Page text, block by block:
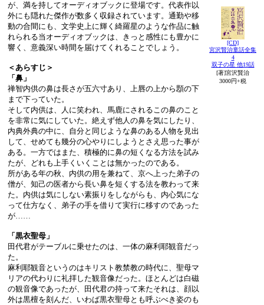
が、満を持してオーディオブックに登場です。代表作以
外にも隠れた傑作が数多く収録されています。通勤や移
動の合間にも、文学史上に輝く綺羅星のような作品に触
れられる当オーディオブックは、きっと感性にも豊かに
響く、意義深い時間を届けてくれることでしょう。
＜あらすじ＞
「鼻」
禅智内供の鼻は長さが五六寸あり、上唇の上から顋の下
まで下っていた。
そして内供は、人に笑われ、馬鹿にされるこの鼻のこと
を非常に気にしていた。絶えず他人の鼻を気にしたり、
内典外典の中に、自分と同じような鼻のある人物を見出
して、せめても幾分の心やりにしようとさえ思った事が
ある。一方ではまた、積極的に鼻の短くなる方法を試み
たが、どれも上手くいくことは無かったのである。
所がある年の秋、内供の用を兼ねて、京へ上った弟子の
僧が、知己の医者から長い鼻を短くする法を教わって来
た。内供は気にしない素振りをしながらも、内心気にな
って仕方なく、弟子の手を借りて実行に移すのであった
が……
「黒衣聖母」
田代君がテーブルに乗せたのは、一体の麻利耶観音だっ
た。
麻利耶観音というのはキリスト教禁教の時代に、聖母マ
リアの代わりに礼拝した観音像だった。ほとんどは白磁
の観音像であったが、田代君の持って来たそれは、顔以
外は黒檀を刻んだ、いわば黒衣聖母とも呼ぶべき姿のも
[CD]
宮沢賢治童話全集
4
双子の星 他19話
[著]宮沢賢治
3000円+税